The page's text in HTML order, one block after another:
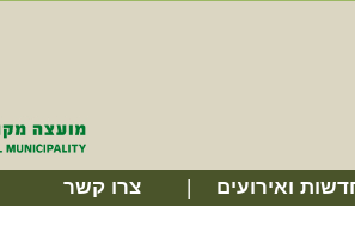
ואירועים צרו קשר